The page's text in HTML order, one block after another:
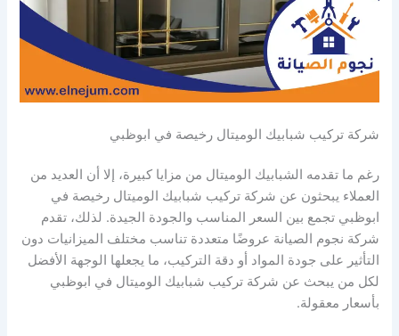
شركة تركيب شبابيك الوميتال رخيصة في ابوظبي
رغم ما تقدمه الشبابيك الوميتال من مزايا كبيرة، إلا أن العديد من
العملاء يبحثون عن شركة تركيب شبابيك الوميتال رخيصة في
ابوظبي تجمع بين السعر المناسب والجودة الجيدة. لذلك، تقدم
شركة نجوم الصيانة عروضًا متعددة تناسب مختلف الميزانيات دون
التأثير على جودة المواد أو دقة التركيب، ما يجعلها الوجهة الأفضل
لكل من يبحث عن شركة تركيب شبابيك الوميتال في ابوظبي
بأسعار معقولة.